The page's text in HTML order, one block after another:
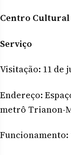
Centro Cultural
Serviço
Visitação: 11 de
Endereço:
metrô Trianon-
Funcionamento: